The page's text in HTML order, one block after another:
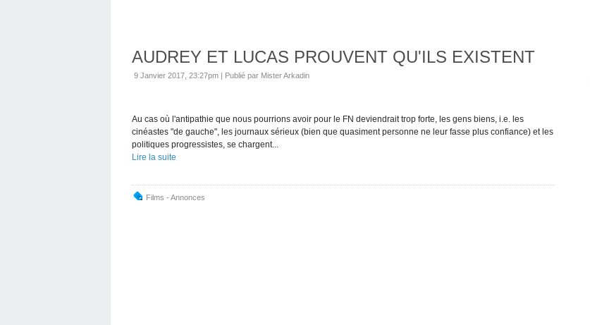
AUDREY ET LUCAS PROUVENT QU'ILS EXISTENT
9 Janvier 2017, 23:27pm | Publié par Mister Arkadin
Au cas où l'antipathie que nous pourrions avoir pour le FN deviendrait trop forte, les gens biens, i.e. les
cinéastes "de gauche", les journaux sérieux (bien que quasiment personne ne leur fasse plus confiance) et les
politiques progressistes, se chargent...
Lire la suite
Films - Annonces